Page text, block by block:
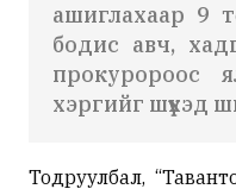
ашиглахаар 9
бодис авч,
прокуророос
хэргийг шүүхэд
Тодруулбал,